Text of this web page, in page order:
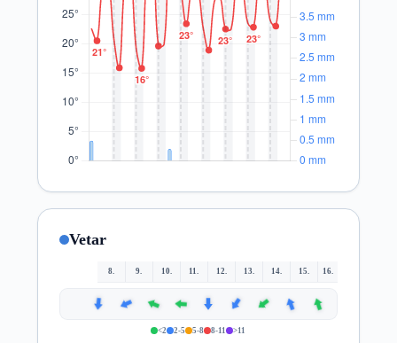
Vetar
8. 9. 10. 11. 12. 13. 14. 15. 16.